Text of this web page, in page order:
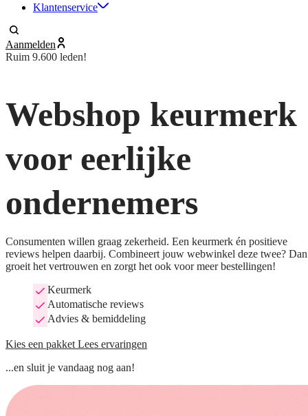
Klantenservice
Aanmelden
Ruim 9.600 leden!
Webshop keurmerk
voor eerlijke
ondernemers
Consumenten willen graag zekerheid. Een keurmerk én positieve
reviews helpen daarbij. Combineert jouw webwinkel deze twee? Dan
groeit het vertrouwen en zorgt het ook voor meer bestellingen!
Keurmerk
Automatische reviews
Advies & bemiddeling
Kies een pakket Lees ervaringen
...en sluit je vandaag nog aan!